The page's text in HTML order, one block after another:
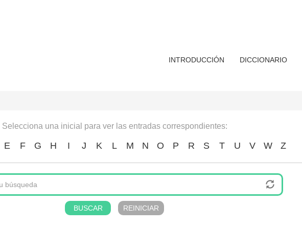
INTRODUCCIÓN DICCIONARIO
Selecciona una inicial para ver las entradas correspondientes:
E F G H I J K L M N O P R S T U V W Z